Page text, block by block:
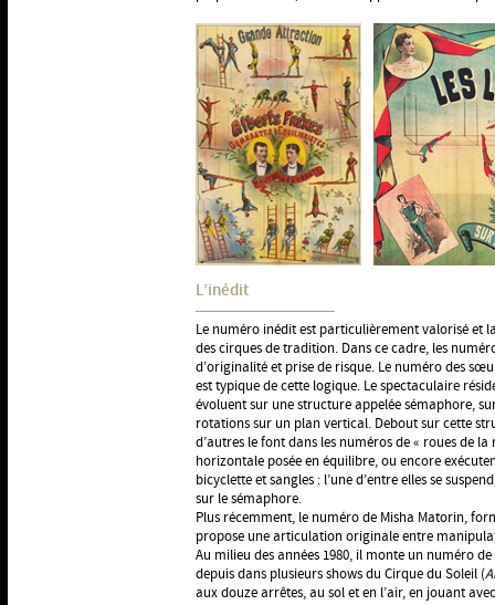
L’inédit
Le numéro inédit est particulièrement valorisé et
des cirques de tradition. Dans ce cadre, les
d’originalité et prise de risque. Le numéro des
est typique de cette logique. Le spectaculaire
évoluent sur une structure appelée sémaphore,
rotations sur un plan vertical. Debout sur cette
d’autres le font dans les numéros de « roues de
horizontale posée en équilibre, ou encore
bicyclette et sangles : l’une d’entre elles se
sur le sémaphore.
Plus récemment, le numéro de Misha Matorin,
propose une articulation originale entre
Au milieu des années 1980, il monte un numéro
depuis dans plusieurs shows du Cirque du Soleil (
aux douze arrêtes, au sol et en l’air, en jouant